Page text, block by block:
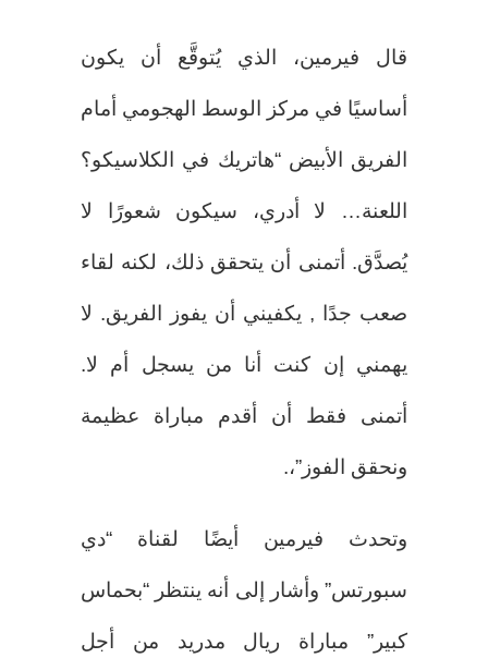
قال فيرمين، الذي يُتوقَّع أن يكون
أساسيًا في مركز الوسط الهجومي أمام
الفريق الأبيض “هاتريك في الكلاسيكو؟
اللعنة… لا أدري، سيكون شعورًا لا
يُصدَّق. أتمنى أن يتحقق ذلك، لكنه لقاء
صعب جدًا , يكفيني أن يفوز الفريق. لا
يهمني إن كنت أنا من يسجل أم لا.
أتمنى فقط أن أقدم مباراة عظيمة
ونحقق الفوز”،.
وتحدث فيرمين أيضًا لقناة “دي
سبورتس” وأشار إلى أنه ينتظر “بحماس
كبير” مباراة ريال مدريد من أجل